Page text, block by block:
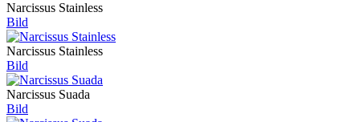
Narcissus Stainless
Bild
Narcissus Stainless
Bild
Narcissus Suada
Bild